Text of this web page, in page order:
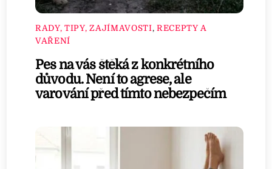
RADY, TIPY, ZAJÍMAVOSTI, RECEPTY A
VAŘENÍ
Pes na vás štěká z konkrétního
důvodu. Není to agrese, ale
varování před tímto nebezpečím